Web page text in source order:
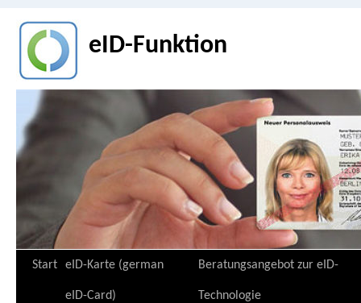
eID-Funktion
Zum
Start eID-Karte (german
eID-Card)
Beratungsangebot zur eID-
Technologie